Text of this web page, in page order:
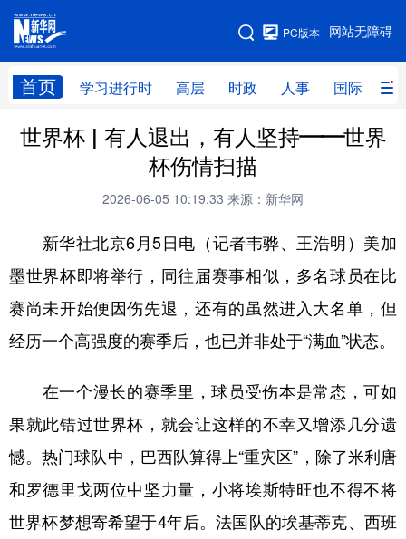
网站无障碍
PC版本
首页 学习进行时 高层 时政 人事 国际 财
网站地图
学习进行时 高层 时政 人事
财经 网评
科技 科创 量子 体育
文化 书画 健康 军事
食品 人居 信息化 数字经济
彩票 娱乐 时尚 悦读
世界杯 | 有人退出，有人坚持——世界
杯伤情扫描
2026-06-05 10:19:33 来源：新华网
新华社北京6月5日电（记者韦骅、王浩明）美加
墨世界杯即将举行，同往届赛事相似，多名球员在比
赛尚未开始便因伤先退，还有的虽然进入大名单，但
经历一个高强度的赛季后，也已并非处于“满血”状态。
在一个漫长的赛季里，球员受伤本是常态，可如
果就此错过世界杯，就会让这样的不幸又增添几分遗
憾。热门球队中，巴西队算得上“重灾区”，除了米利唐
和罗德里戈两位中坚力量，小将埃斯特旺也不得不将
世界杯梦想寄希望于4年后。法国队的埃基蒂克、西班